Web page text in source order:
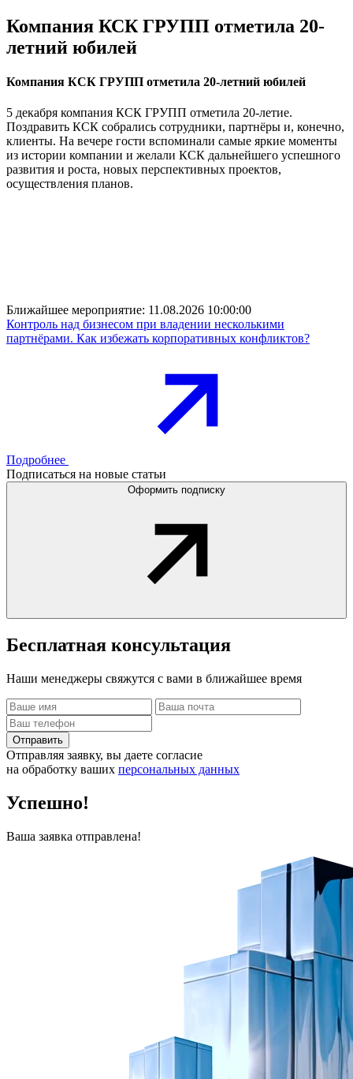
Компания КСК ГРУПП отметила 20-
летний юбилей
Компания КСК ГРУПП отметила 20-летний юбилей
5 декабря компания КСК ГРУПП отметила 20-летие.
Поздравить КСК собрались сотрудники, партнёры и, конечно,
клиенты. На вечере гости вспоминали самые яркие моменты
из истории компании и желали КСК дальнейшего успешного
развития и роста, новых перспективных проектов,
осуществления планов.
Ближайшее мероприятие: 11.08.2026 10:00:00
Контроль над бизнесом при владении несколькими
партнёрами. Как избежать корпоративных конфликтов?
Подробнее
Подписаться на новые статьи
Оформить подписку
Бесплатная консультация
Наши менеджеры свяжутся с вами в ближайшее время
Отправить
Отправляя заявку, вы даете согласие
на обработку ваших персональных данных
Успешно!
Ваша заявка отправлена!